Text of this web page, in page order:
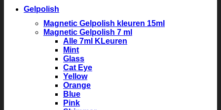
Gelpolish
Magnetic Gelpolish kleuren 15ml
Magnetic Gelpolish 7 ml
Alle 7ml KLeuren
Mint
Glass
Cat Eye
Yellow
Orange
Blue
Pink